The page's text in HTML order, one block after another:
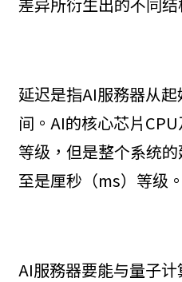
延迟是指AI服務器从
间。AI的核心芯片
等级，但是整个系统
至是厘秒（ms）等级。
AI服務器要能与量子